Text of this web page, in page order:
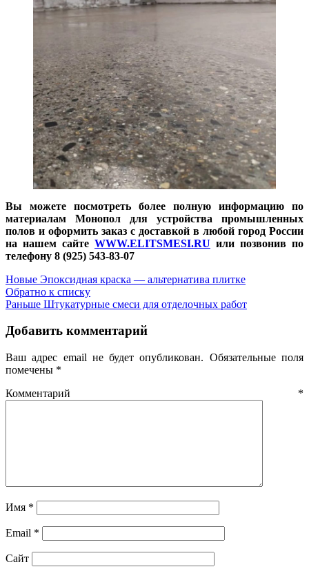
Вы можете посмотреть более полную информацию по
материалам Монопол для устройства промышленных
полов и оформить заказ с доставкой в любой город России
на нашем сайте WWW.ELITSMESI.RU или позвонив по
телефону 8 (925) 543-83-07
Новые Эпоксидная краска — альтернатива плитке
Обратно к списку
Раньше Штукатурные смеси для отделочных работ
Добавить комментарий
Ваш адрес email не будет опубликован. Обязательные поля
помечены *
Комментарий *
Имя *
Email *
Сайт